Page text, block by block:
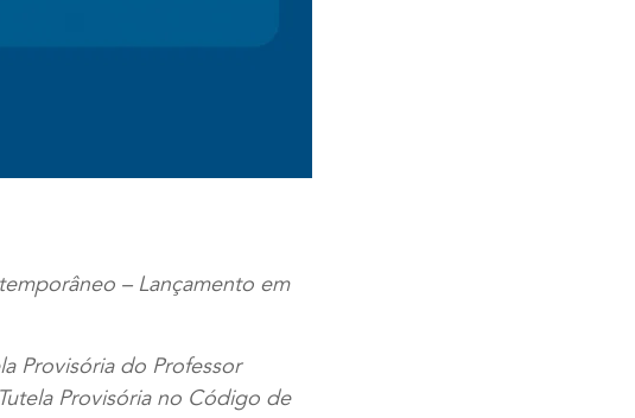
– Lançamento em
Provisória do Professor
Provisória no Código de